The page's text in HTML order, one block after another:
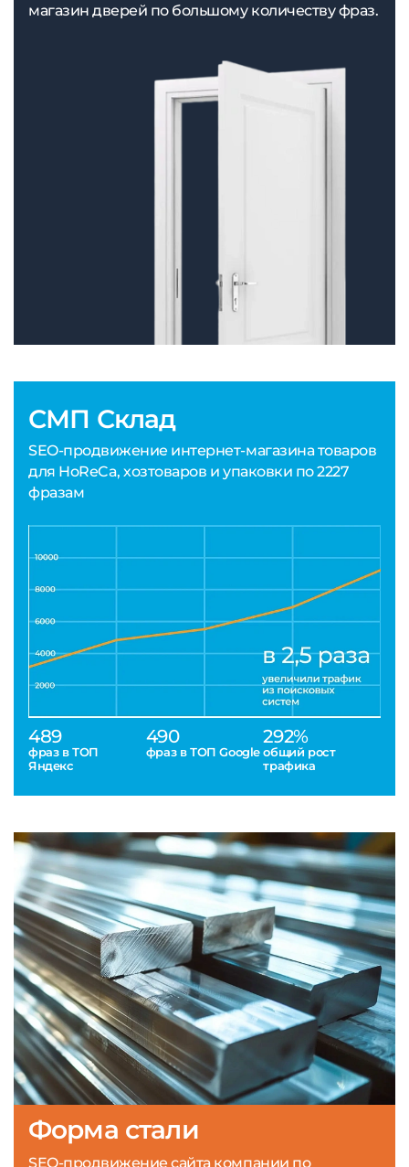
СМП Склад
SEO-продвижение интернет-магазина товаров
для HoReCa, хозтоваров и упаковки по 2227
фразам
489
фраз в ТОП
Яндекс
490
фраз в ТОП Google
292%
общий рост
трафика
магазин дверей по большому количеству фраз.
Форма стали
SEO-продвижение сайта компании по